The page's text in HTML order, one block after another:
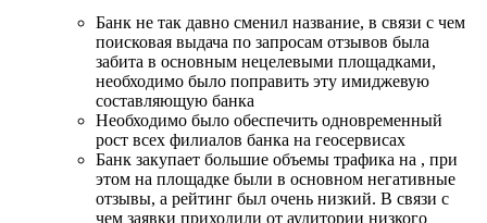
Банк не так давно сменил название, в связи с чем
поисковая выдача по запросам отзывов была
забита в основным нецелевыми площадками,
необходимо было поправить эту имиджевую
составляющую банка
Необходимо было обеспечить одновременный
рост всех филиалов банка на геосервисах
Банк закупает большие объемы трафика на , при
этом на площадке были в основном негативные
отзывы, а рейтинг был очень низкий. В связи с
чем заявки приходили от аудитории низкого